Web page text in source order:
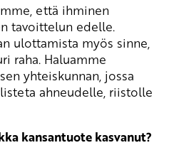
että ihminen
tavoittelun edelle.
ulottamista myös sinne,
raha. Haluamme
yhteiskunnan, jossa
ahneudelle, riistolle
kansantuote kasvanut?